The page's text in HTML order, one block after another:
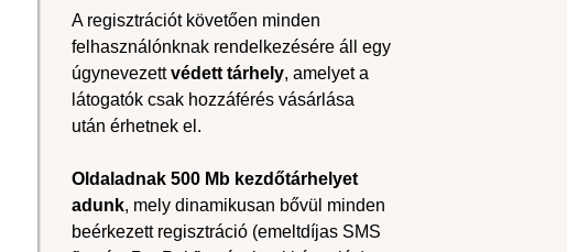
A regisztrációt követően minden
felhasználónknak rendelkezésére áll egy
úgynevezettvédett tárhely, amelyet a
látogatók csak hozzáférés vásárlása
után érhetnek el.
Oldaladnak 500 Mb kezdőtárhelyet
adunk, mely dinamikusan bővül minden
beérkezett regisztráció (emeltdíjas SMS